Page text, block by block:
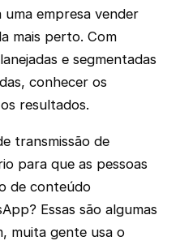
empresa vender
mais perto. Com
e segmentadas
conhecer os
resultados.
transmissão de
para que as pessoas
de conteúdo
Essas são algumas
muita gente usa o